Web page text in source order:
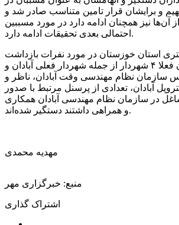
و برایشان قرار تامین متناسب صادر شد و
آن‌ها نیز همچنان ادامه دارد در مورد مسببین
احتمالی بعدی تحقیقات ادامه دارد.
استان خوزستان در مورد نفرات بازداشت
شده گفته بود: تاکنون فعلا ۴ شهردار از جمله شهردار فعلی آبادان و
سازمان نظام مهندسی وقت آبادان، ناظر و
آبادان، تعدادی از پرسنل مرتبط با صدور
در سازمان نظام مهندسی آبادان همکاری
و همراهی داشتند دستگیر شده‌اند.
مهدیه محمدی
منبع: خبرگزاری مهر
اشتراک گذاری